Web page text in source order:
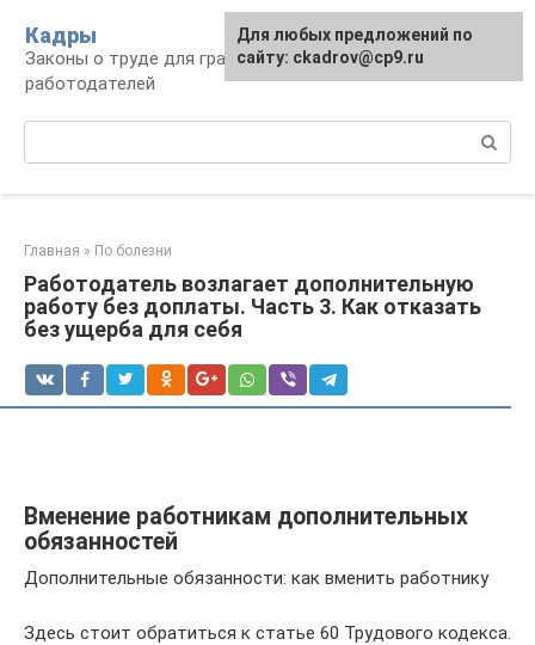
контенту
Кадры
Законы о труде для граждан и
работодателей
Главная » По болезни
Работодатель возлагает дополнительную
работу без доплаты. Часть 3. Как отказать
без ущерба для себя
Вменение работникам дополнительных
обязанностей
Дополнительные обязанности: как вменить работнику
Здесь стоит обратиться к статье 60 Трудового кодекса.
Для любых предложений по
сайту: ckadrov@cp9.ru